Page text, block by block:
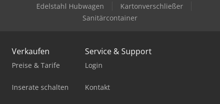
Edelstahl Hubwagen
Kartonverschließer
Sanitärcontainer
Verkaufen
Preise & Tarife
Inserate schalten
Service & Support
Login
Kontakt